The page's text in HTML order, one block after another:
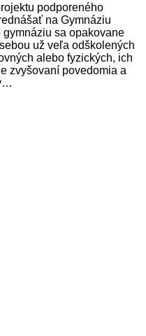
podporeného
na Gymnáziu
sa opakovane
už veľa odškolených
alebo fyzických, ich
zvyšovaní povedomia a